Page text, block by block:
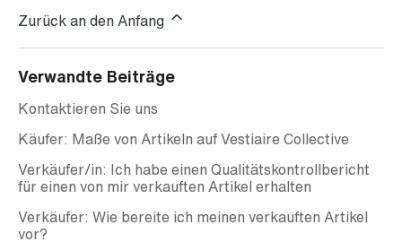
Zurück an den Anfang
Verwandte Beiträge
Kontaktieren Sie uns
Käufer: Maße von Artikeln auf Vestiaire Collective
Verkäufer/in: Ich habe einen Qualitätskontrollbericht
für einen von mir verkauften Artikel erhalten
Verkäufer: Wie bereite ich meinen verkauften Artikel
vor?